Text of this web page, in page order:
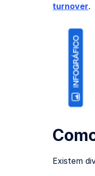
turnover.
Existem